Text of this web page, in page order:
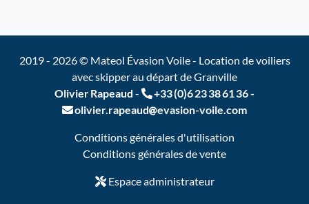
2019 - 2026 © Mateol Évasion Voile - Location de voiliers
avec skipper au départ de Granville
Olivier Rapeaud - +33 (0)6 23 38 61 36-
olivier.rapeaud
evasion-voile.com
Conditions générales d'utilisation
Conditions générales de vente
Espace administrateur